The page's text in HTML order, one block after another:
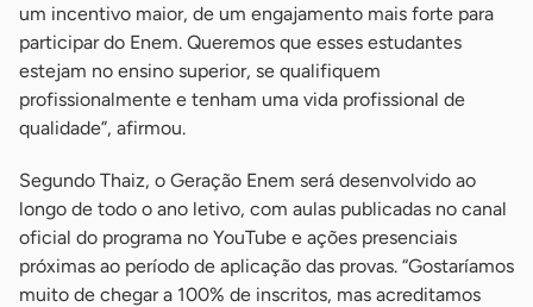
um incentivo maior, de um engajamento mais forte para
participar do Enem. Queremos que esses estudantes
estejam no ensino superior, se qualifiquem
profissionalmente e tenham uma vida profissional de
qualidade”, afirmou.
Segundo Thaiz, o Geração Enem será desenvolvido ao
longo de todo o ano letivo, com aulas publicadas no canal
oficial do programa no YouTube e ações presenciais
próximas ao período de aplicação das provas. “Gostaríamos
muito de chegar a 100% de inscritos, mas acreditamos